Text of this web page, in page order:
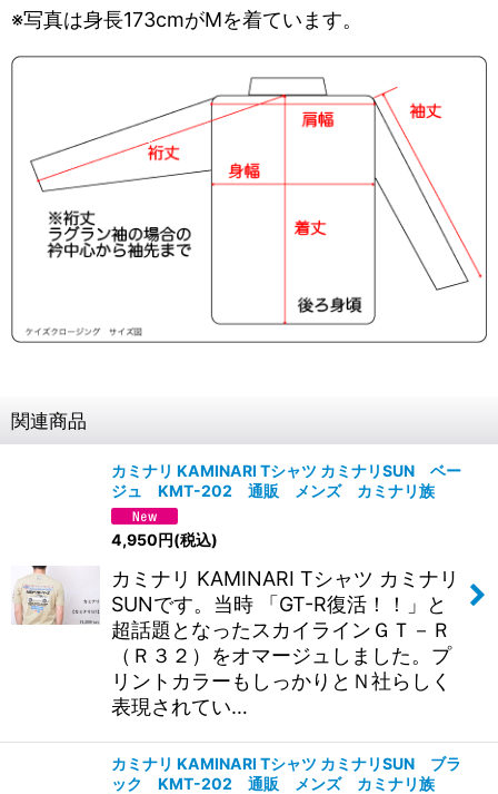
※写真は身長173cmがMを着ています。
関連商品
カミナリ KAMINARI Tシャツ カミナリSUN ベー
ジュ KMT-202 通販 メンズ カミナリ族
4,950円(税込)
カミナリ KAMINARI Tシャツ カミナリ
SUNです。当時 「GT-R復活！！」と
超話題となったスカイラインＧＴ－Ｒ
（Ｒ３２）をオマージュしました。プ
リントカラーもしっかりとＮ社らしく
表現されてい…
カミナリ KAMINARI Tシャツ カミナリSUN ブラ
ック KMT-202 通販 メンズ カミナリ族